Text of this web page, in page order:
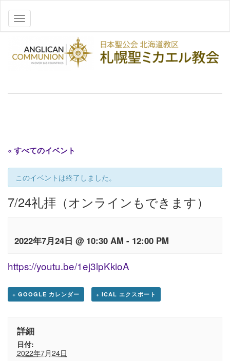
ナビゲーションを切り替え
« すべてのイベント
このイベントは終了しました。
7/24礼拝（オンラインもできます）
2022年7月24日 @ 10:30 AM - 12:00 PM
https://youtu.be/1ej3lpKkioA
+ GOOGLE カレンダー + ICAL エクスポート
詳細
日付:
2022年7月24日